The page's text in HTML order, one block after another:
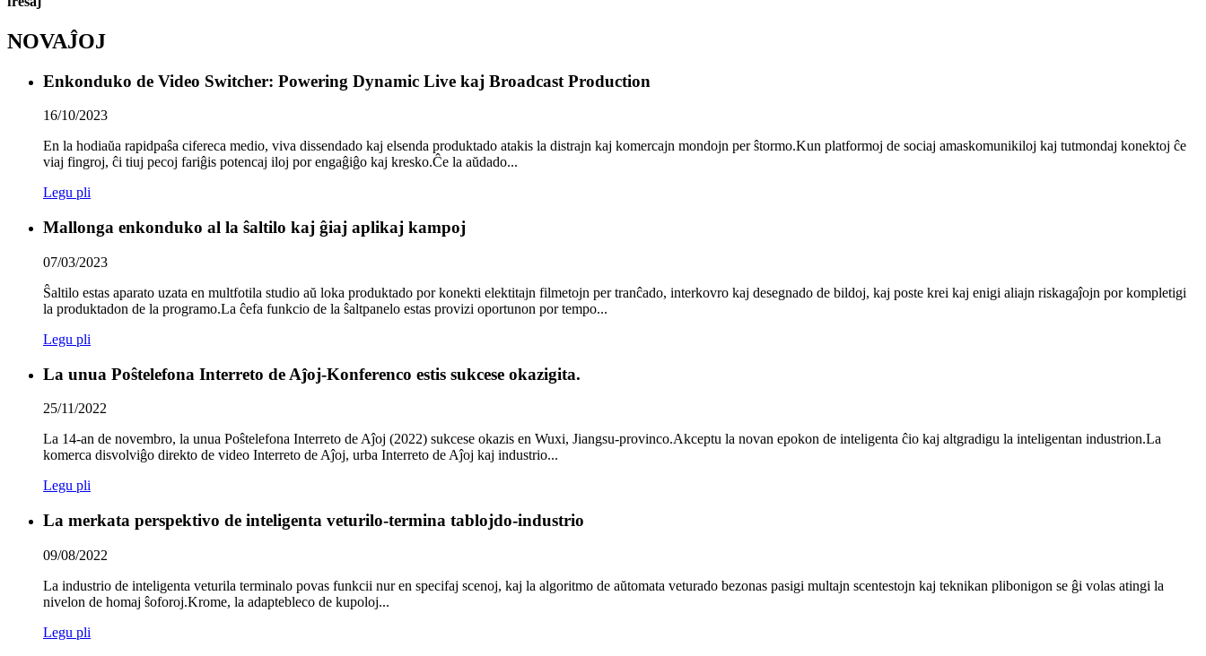
NOVAĴOJ
Enkonduko de Video Switcher: Powering Dynamic Live kaj Broadcast Production
16/10/2023
En la hodiaŭa rapidpaŝa cifereca medio, viva dissendado kaj elsenda produktado atakis la distrajn kaj komercajn mondojn per ŝtormo.Kun platformoj de sociaj amaskomunikiloj kaj tutmondaj konektoj ĉe
viaj fingroj, ĉi tiuj pecoj fariĝis potencaj iloj por engaĝiĝo kaj kresko.Ĉe la aŭdado...
Legu pli
Mallonga enkonduko al la ŝaltilo kaj ĝiaj aplikaj kampoj
07/03/2023
Ŝaltilo estas aparato uzata en multfotila studio aŭ loka produktado por konekti elektitajn filmetojn per tranĉado, interkovro kaj desegnado de bildoj, kaj poste krei kaj enigi aliajn riskagaĵojn por kompletigi
la produktadon de la programo.La ĉefa funkcio de la ŝaltpanelo estas provizi oportunon por tempo...
Legu pli
La unua Poŝtelefona Interreto de Aĵoj-Konferenco estis sukcese okazigita.
25/11/2022
La 14-an de novembro, la unua Poŝtelefona Interreto de Aĵoj (2022) sukcese okazis en Wuxi, Jiangsu-provinco.Akceptu la novan epokon de inteligenta ĉio kaj altgradigu la inteligentan industrion.La
komerca disvolviĝo direkto de video Interreto de Aĵoj, urba Interreto de Aĵoj kaj industrio...
Legu pli
La merkata perspektivo de inteligenta veturilo-termina tablojdo-industrio
09/08/2022
La industrio de inteligenta veturila terminalo povas funkcii nur en specifaj scenoj, kaj la algoritmo de aŭtomata veturado bezonas pasigi multajn scentestojn kaj teknikan plibonigon se ĝi volas atingi la
nivelon de homaj ŝoforoj.Krome, la adaptebleco de kupoloj...
Legu pli